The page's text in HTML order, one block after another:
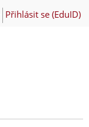
Přihlásit se (EduID)